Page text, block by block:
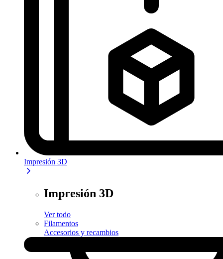
Impresión 3D
Impresión 3D
Ver todo
Filamentos
Accesorios y recambios